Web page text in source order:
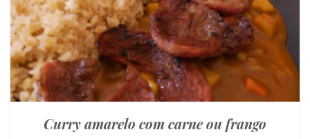
Curry amarelo com carne ou frango